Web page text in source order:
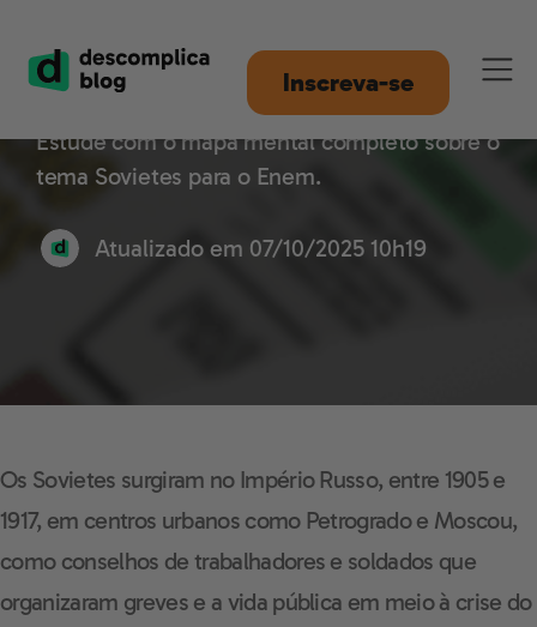
Inscreva-se
Sovietes
Estude com o mapa mental completo sobre o
tema Sovietes para o Enem.
Atualizado em 07/10/2025 10h19
Os Sovietes surgiram no Império Russo, entre 1905 e
1917, em centros urbanos como Petrogrado e Moscou,
como conselhos de trabalhadores e soldados que
organizaram greves e a vida pública em meio à crise do